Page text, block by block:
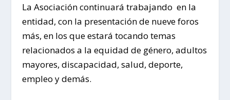
La Asociación continuará trabajando en la
entidad, con la presentación de nueve foros
más, en los que estará tocando temas
relacionados a la equidad de género, adultos
mayores, discapacidad, salud, deporte,
empleo y demás.